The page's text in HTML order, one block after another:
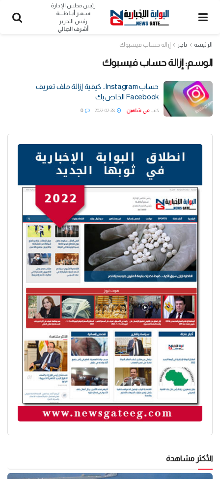
رئيس مجلس الإدارة
ســمـر أبــاظــــة
رئيس التحرير
أشرف الجبالي
الرئيسة تاجز إزالة حساب فيسبوك
الوسم: إزالة حساب فيسبوك
حساب Instagram.. كيفية إزالة ملف تعريف
Facebook الخاص بك
كتب مي شاهين 0
الأكثر مشاهدة